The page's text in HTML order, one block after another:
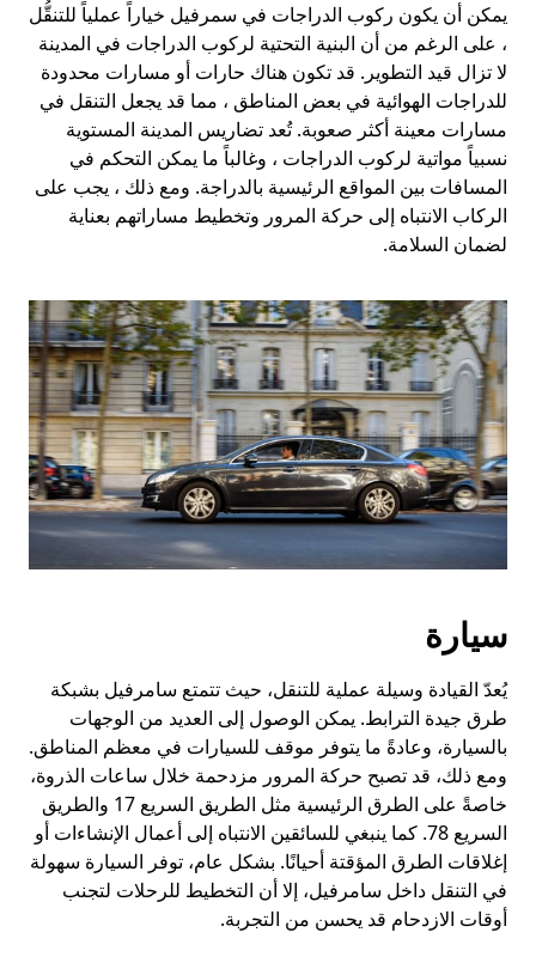
يمكن أن يكون ركوب الدراجات في سمرفيل خياراً عملياً للتنقُّل
، على الرغم من أن البنية التحتية لركوب الدراجات في المدينة
لا تزال قيد التطوير. قد تكون هناك حارات أو مسارات محدودة
للدراجات الهوائية في بعض المناطق ، مما قد يجعل التنقل في
مسارات معينة أكثر صعوبة. تُعد تضاريس المدينة المستوية
نسبياً مواتية لركوب الدراجات ، وغالباً ما يمكن التحكم في
المسافات بين المواقع الرئيسية بالدراجة. ومع ذلك ، يجب على
الركاب الانتباه إلى حركة المرور وتخطيط مساراتهم بعناية
لضمان السلامة.
سيارة
يُعدّ القيادة وسيلة عملية للتنقل، حيث تتمتع سامرفيل بشبكة
طرق جيدة الترابط. يمكن الوصول إلى العديد من الوجهات
بالسيارة، وعادةً ما يتوفر موقف للسيارات في معظم المناطق.
ومع ذلك، قد تصبح حركة المرور مزدحمة خلال ساعات الذروة،
خاصةً على الطرق الرئيسية مثل الطريق السريع 17 والطريق
السريع 78. كما ينبغي للسائقين الانتباه إلى أعمال الإنشاءات أو
إغلاقات الطرق المؤقتة أحيانًا. بشكل عام، توفر السيارة سهولة
في التنقل داخل سامرفيل، إلا أن التخطيط للرحلات لتجنب
أوقات الازدحام قد يحسن من التجربة.